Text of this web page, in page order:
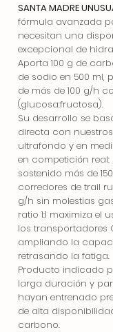
SANTA MADRE
fórmula avanzada
necesitan una
excepcional de
Aporta 100 g de
de sodio en 500 ml,
de más de 100 g/h
(glucosa:fructosa).
Su desarrollo se
directa con
ultrafondo y en
en competición
sostenido más de
corredores de trail
g/h sin molestias
ratio 1:1 maximiza
los transportadores
ampliando la
retrasando la fatiga.
Producto indicado
larga duración y
hayan entrenado
de alta
carbono.